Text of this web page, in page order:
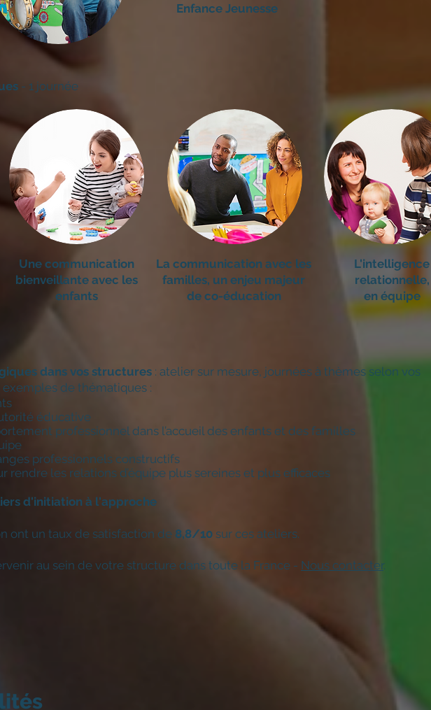
Enfance Jeunesse
- 1 journée
Une communication
bienveillante avec les
enfants
La communication avec les
familles, un enjeu majeur
de co-éducation
L'intelligence
relationnelle,
en équipe
dans vos structures : atelier sur mesure, journées à thèmes selon vos
exemples de thématiques :
éducative
professionnel dans l’accueil des enfants et des familles
professionnels constructifs
rendre les relations d’équipe plus sereines et plus efficaces
d'initiation à l'approche
ont un taux de satisfaction de 8,8/10 sur ces ateliers.
au sein de votre structure dans toute la France - Nous contacter.